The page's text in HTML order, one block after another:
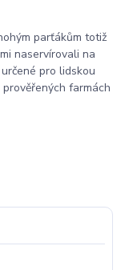
parťákům totiž
naservírovali na
pro lidskou
farmách